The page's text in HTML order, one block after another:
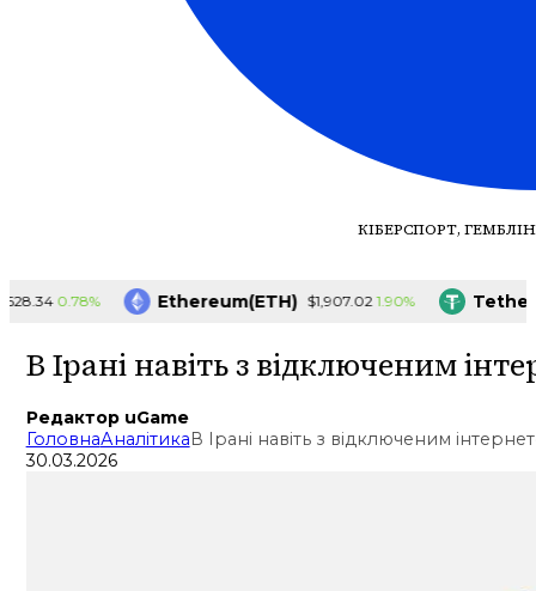
КІБЕРСПОРТ,
0.78% Ethereum(ETH) $1,907.02 1.90%
В Ірані навіть з відключеним
Редактор uGame
ГоловнаАналітикаВ Ірані навіть з відключеним
30.03.2026